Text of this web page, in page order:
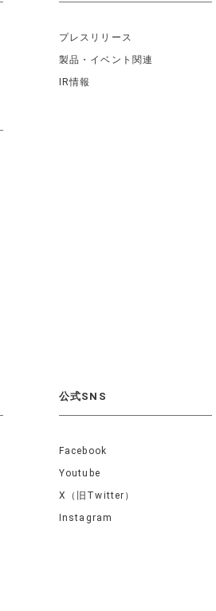
プレスリリース
製品・イベント関連
IR情報
公式SNS
Facebook
Youtube
X（旧Twitter）
Instagram